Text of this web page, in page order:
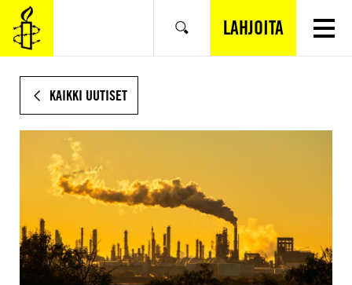
SIIRRY
VARSINAISEEN
SISÄLTÖÖN
Hae LAHJOITA
KAIKKI UUTISET